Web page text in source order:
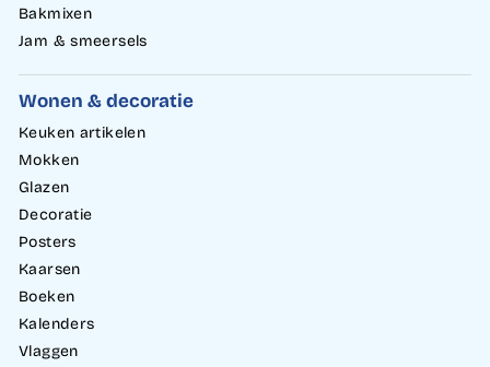
Bakmixen
Jam & smeersels
Wonen & decoratie
Keuken artikelen
Mokken
Glazen
Decoratie
Posters
Kaarsen
Boeken
Kalenders
Vlaggen